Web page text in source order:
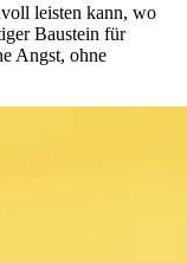
leisten kann, wo
Baustein für
Angst, ohne